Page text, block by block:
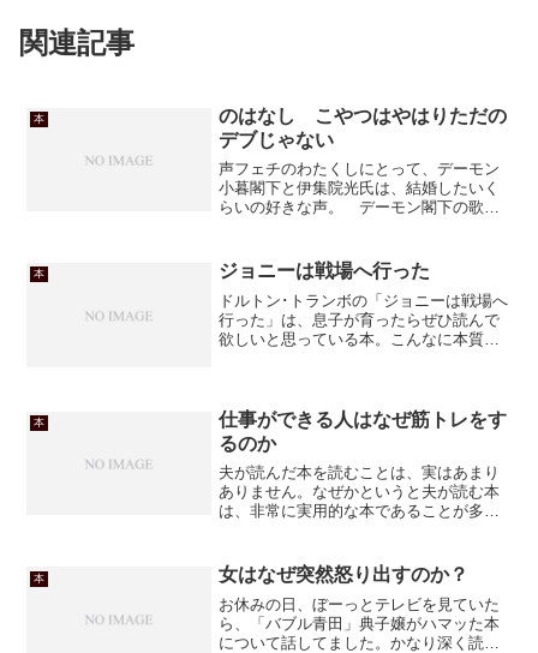
関連記事
本
のはなし こやつはやはりただの
デブじゃない
声フェチのわたくしにとって、デーモン
小暮閣下と伊集院光氏は、結婚したいく
らいの好きな声。 デーモン閣下の歌声
り出される毒舌を聞くとゾクゾクします
（変態？)この本はメール...
本 ジョニーは戦場へ行った
ドルトン･トランボの「ジョニーは戦場へ
行った」は、息子が育ったらぜひ読んで
欲しいと思っている本。こんなに本質を
本
仕事ができる人はなぜ筋トレをす
るのか
夫が読んだ本を読むことは、実はあまり
ありません。なぜかというと夫が読む本
は、非常に実用的な本であることが多
が、どちらかというと「こうやってみよ
う」という実践的なものではな...
本 女はなぜ突然怒り出すのか？
お休みの日、ぼーっとテレビを見ていた
ら、「バブル青田」典子嬢がハマッた本
について話してました。かなり深く読ん